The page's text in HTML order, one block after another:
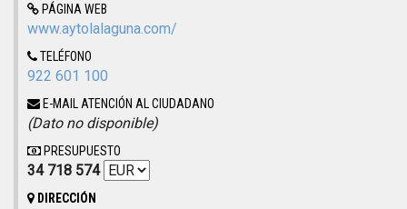
PÁGINA WEB
www.aytolalaguna.com/
TELÉFONO
922 601 100
E-MAIL ATENCIÓN AL CIUDADANO
(Dato no disponible)
PRESUPUESTO
34 718 574
DIRECCIÓN